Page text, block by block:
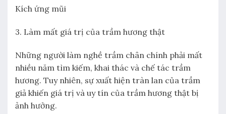
Kích ứng mũi
3. Làm mất giá trị của trầm hương thật
Những người làm nghề trầm chân chính phải mất
nhiều năm tìm kiếm, khai thác và chế tác trầm
hương. Tuy nhiên, sự xuất hiện tràn lan của trầm
giả khiến giá trị và uy tín của trầm hương thật bị
ảnh hưởng.